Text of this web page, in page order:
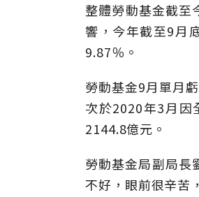
整體勞動基金截至
響，今年截至9月
9.87％。
勞動基金9月單月
次於2020年3月因
2144.8億元。
勞動基金局副局長
不好，眼前很辛苦